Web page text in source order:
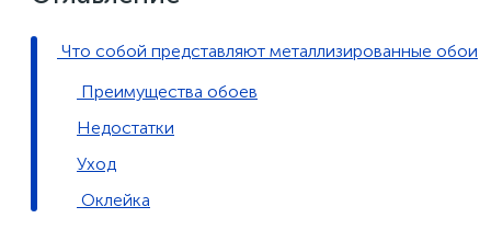
Что собой представляют металлизированные обои
Преимущества обоев
Недостатки
Уход
Оклейка